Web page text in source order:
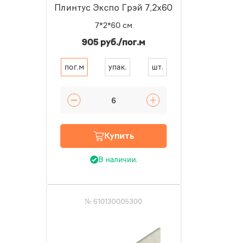
Плинтус Экспо Грэй 7,2x60
7*2*60 см
905 руб./пог.м
пог.м упак. шт.
Купить
В наличии.
№ 610130005300